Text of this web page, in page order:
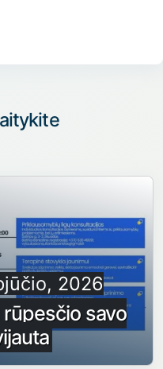
2026
savo